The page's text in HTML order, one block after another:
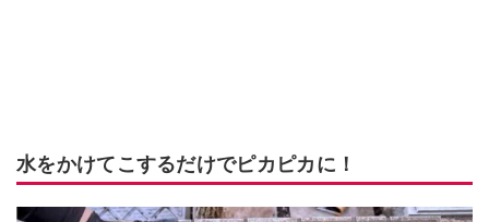
水をかけてこするだけでピカピカに！